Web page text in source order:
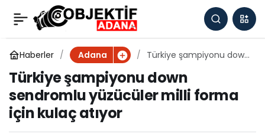
Haberler Adana
Türkiye şampiyonu down
milli forma için kulaç
atıyor
Türkiye şampiyonu down
sendromlu yüzücüler milli forma
için kulaç atıyor
Türkiye şampiyonu
down sendromlu
yüzücüler milli forma
için kulaç atıyor